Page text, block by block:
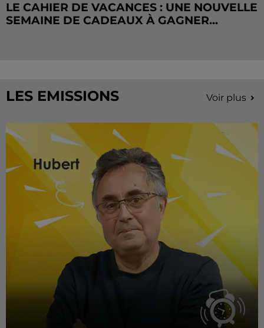
LE CAHIER DE VACANCES : UNE NOUVELLE
SEMAINE DE CADEAUX À GAGNER...
LES EMISSIONS Voir plus